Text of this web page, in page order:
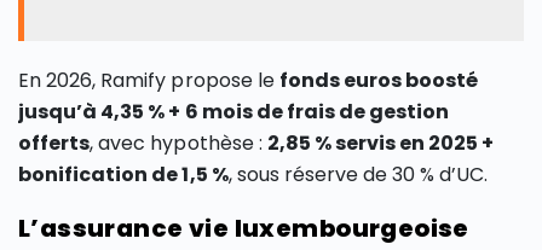
En 2026, Ramify propose le fonds euros boosté
jusqu’à 4,35 % + 6 mois de frais de gestion
offerts, avec hypothèse : 2,85 % servis en 2025 +
bonification de 1,5 %, sous réserve de 30 % d’UC.
L’assurance vie luxembourgeoise